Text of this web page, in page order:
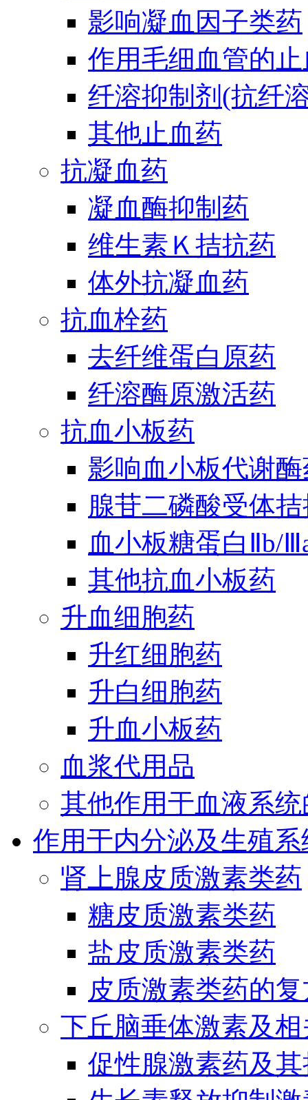
影响凝血因子类药
作用毛细血管的
纤溶抑制剂(抗纤
其他止血药
抗凝血药
凝血酶抑制药
维生素Ｋ拮抗药
体外抗凝血药
抗血栓药
去纤维蛋白原药
纤溶酶原激活药
抗血小板药
影响血小板代谢
腺苷二磷酸受体
血小板糖蛋白Ⅱb/
其他抗血小板药
升血细胞药
升红细胞药
升白细胞药
升血小板药
血浆代用品
其他作用于血液系
作用于内分泌及生殖
肾上腺皮质激素类药
糖皮质激素类药
盐皮质激素类药
皮质激素类药的
下丘脑垂体激素及
促性腺激素药及